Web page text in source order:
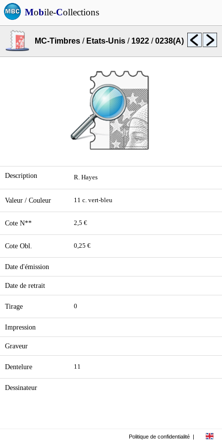
Mobile-Collections
MC-Timbres / Etats-Unis / 1922 /0238(A)
Description R. Hayes
Valeur / Couleur 11 c. vert-bleu
Cote N** 2,5 €
Cote Obl. 0,25 €
Date d'émission
Date de retrait
Tirage 0
Impression
Graveur
Dentelure 11
Dessinateur
Politique de confidentialité |